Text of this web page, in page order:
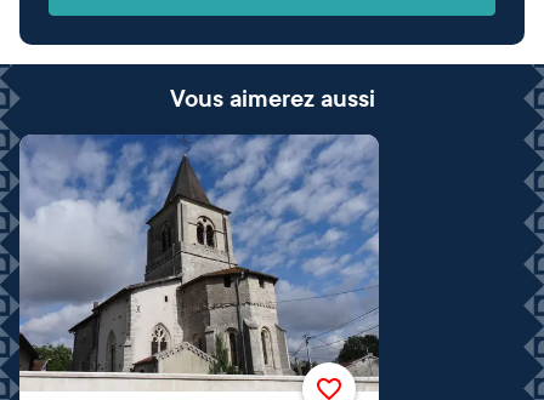
Vous aimerez aussi